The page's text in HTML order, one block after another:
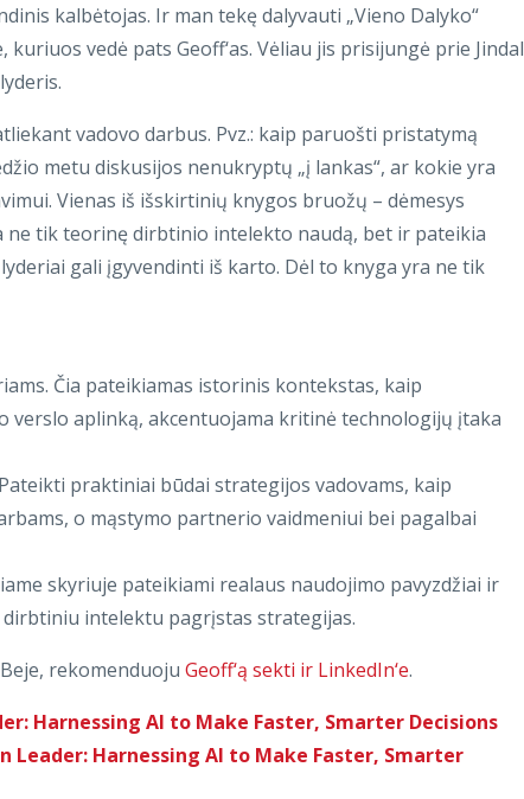
kalbėtojas. Ir man tekę dalyvauti „Vieno Dalyko“
vedė pats Geoff‘as. Vėliau jis prisijungė prie Jindal
vadovo darbus. Pvz.: kaip paruošti pristatymą
metu diskusijos nenukryptų „į lankas“, ar kokie yra
Vienas iš išskirtinių knygos bruožų – dėmesys
tik teorinę dirbtinio intelekto naudą, bet ir pateikia
gali įgyvendinti iš karto. Dėl to knyga yra ne tik
Čia pateikiamas istorinis kontekstas, kaip
aplinką, akcentuojama kritinė technologijų įtaka
praktiniai būdai strategijos vadovams, kaip
o mąstymo partnerio vaidmeniui bei pagalbai
skyriuje pateikiami realaus naudojimo pavyzdžiai ir
intelektu pagrįstas strategijas.
rekomenduoju Geoff‘ą sekti ir LinkedIn‘e.
Harnessing AI to Make Faster, Smarter Decisions
Leader: Harnessing AI to Make Faster, Smarter